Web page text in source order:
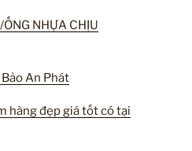
NHỰA CHỊU
An Phát
hàng đẹp giá tốt có tại